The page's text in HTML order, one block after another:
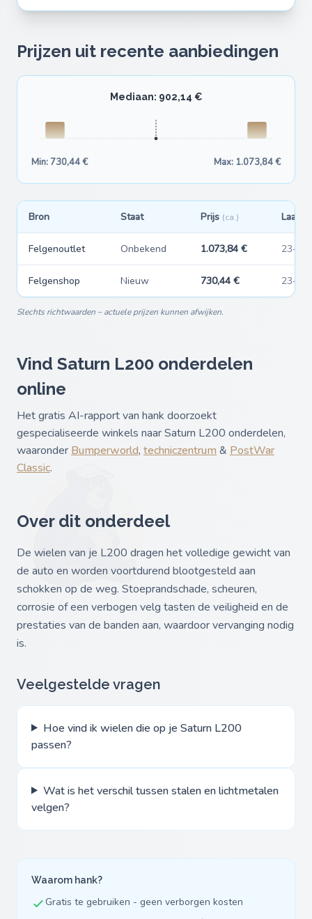
Prijzen uit recente aanbiedingen
Mediaan: 902,14 €
Min: 730,44 € Max: 1.073,84 €
Bron Staat Prijs (ca.) Laatst
Felgenoutlet Onbekend 1.073,84 € 23-
Felgenshop Nieuw 730,44 € 23-
Slechts richtwaarden – actuele prijzen kunnen afwijken.
Vind Saturn L200 onderdelen
online
Het gratis AI-rapport van hank doorzoekt
gespecialiseerde winkels naar Saturn L200 onderdelen,
waaronder Bumperworld, techniczentrum & PostWar
Classic.
Over dit onderdeel
De wielen van je L200 dragen het volledige gewicht van
de auto en worden voortdurend blootgesteld aan
schokken op de weg. Stoeprandschade, scheuren,
corrosie of een verbogen velg tasten de veiligheid en de
prestaties van de banden aan, waardoor vervanging nodig
is.
Veelgestelde vragen
Hoe vind ik wielen die op je Saturn L200
passen?
Wat is het verschil tussen stalen en lichtmetalen
velgen?
Waarom hank?
Gratis te gebruiken - geen verborgen kosten